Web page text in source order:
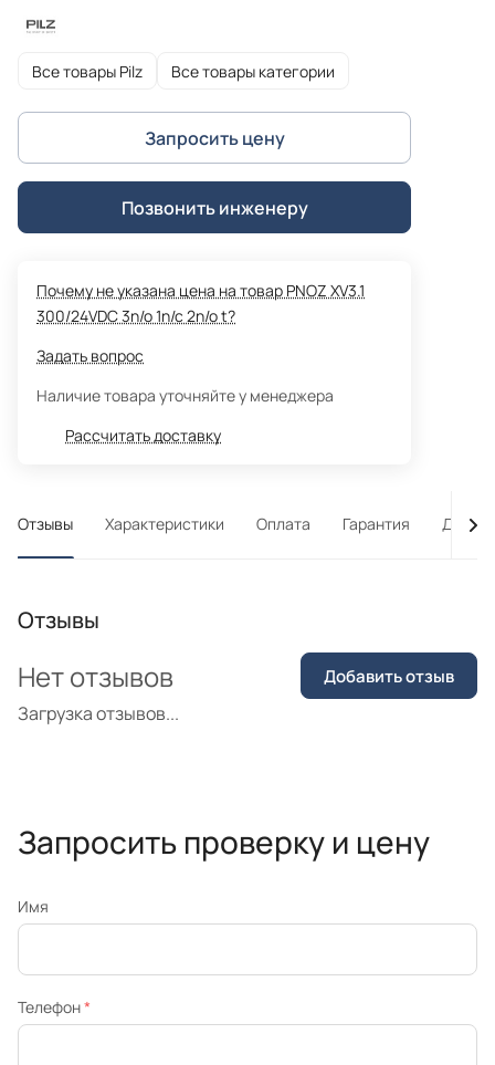
Все товары Pilz Все товары категории
Запросить цену
Позвонить инженеру
Почему не указана цена на товар PNOZ XV3.1
300/24VDC 3n/o 1n/c 2n/o t?
Задать вопрос
Наличие товара уточняйте у менеджера
Рассчитать доставку
Отзывы Характеристики Оплата Гарантия
Отзывы
Загрузка отзывов...
Нет отзывов Добавить отзыв
Запросить проверку и цену
Имя
Телефон*